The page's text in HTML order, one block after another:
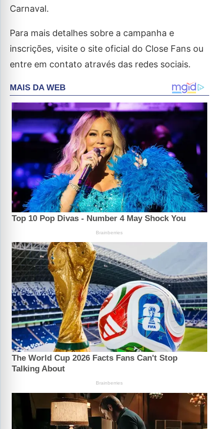
Carnaval.
Para mais detalhes sobre a campanha e
inscrições, visite o site oficial do Close Fans ou
entre em contato através das redes sociais.